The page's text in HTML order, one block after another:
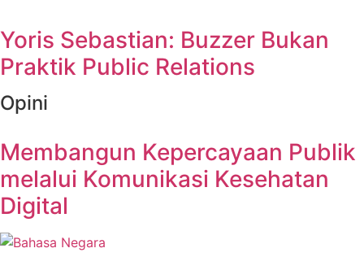
Yoris Sebastian: Buzzer Bukan
Praktik Public Relations
Opini
Membangun Kepercayaan Publik
melalui Komunikasi Kesehatan
Digital